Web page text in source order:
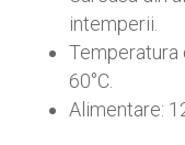
intemperii.
Temperatura
60°C.
Alimentare: